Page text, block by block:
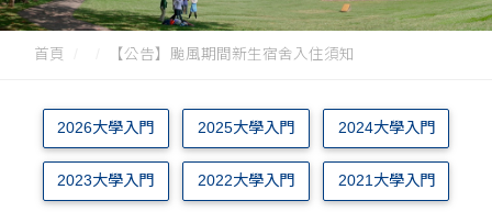
首頁 【公告】颱風期間新生宿舍入住須知
2026大學入門 2025大學入門 2024大學入門
2023大學入門 2022大學入門 2021大學入門